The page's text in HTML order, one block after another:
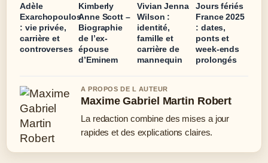
Adèle
Exarchopoulos
: vie privée,
carrière et
controverses
Kimberly
Anne Scott –
Biographie
de l’ex-
épouse
d’Eminem
Vivian Jenna
Wilson :
identité,
famille et
carrière de
mannequin
Jours fériés
France 2025
: dates,
ponts et
week-ends
prolongés
A PROPOS DE L AUTEUR
Maxime Gabriel Martin Robert
La redaction combine des mises a jour
rapides et des explications claires.